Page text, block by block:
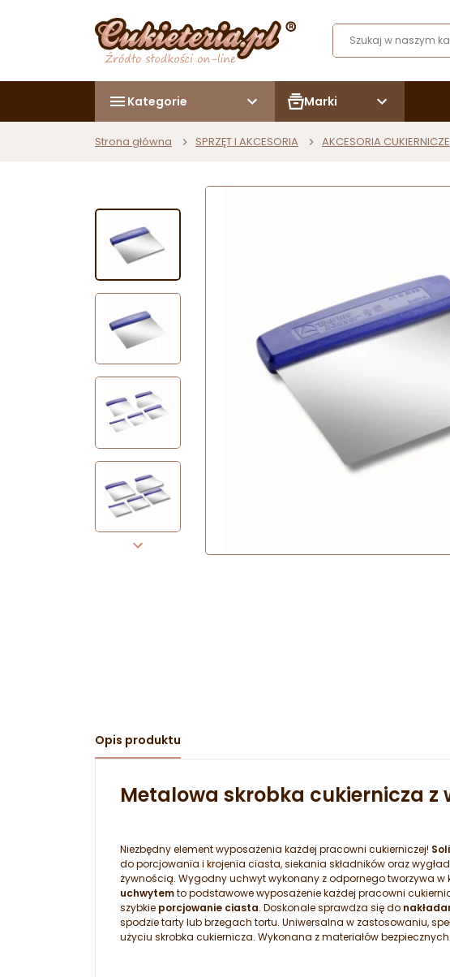
Kategorie Marki
Strona główna SPRZĘT I AKCESORIA AKCESORIA CUKIERNICZE
Opis produktu
Metalowa skrobka cukiernicza
Niezbędny element wyposażenia każdej pracowni cukierniczej!
do porcjowania i krojenia ciasta, siekania składników oraz
żywnością. Wygodny uchwyt wykonany z odpornego tworzywa
uchwytemto podstawowe wyposażenie każdej pracowni
szybkie porcjowanie ciasta. Doskonale sprawdza się do
spodzie tarty lub brzegach tortu. Uniwersalna w zastosowaniu,
użyciu skrobka cukiernicza. Wykonana z materiałów